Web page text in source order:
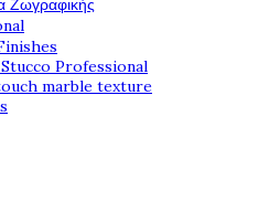
Ζωγραφικής
Professional
marble texture